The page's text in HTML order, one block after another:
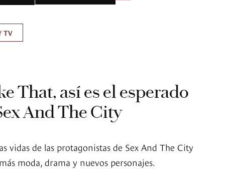
TV
That, así es el esperado
And The City
vidas de las protagonistas de Sex And The City
moda, drama y nuevos personajes.